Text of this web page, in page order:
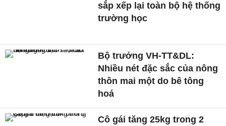
sắp xếp lại toàn bộ hệ thống
trường học
Bộ trưởng VH-TT&DL:
Nhiều nét đặc sắc của nông
thôn mai một do bê tông
hoá
Cô gái tăng 25kg trong 2